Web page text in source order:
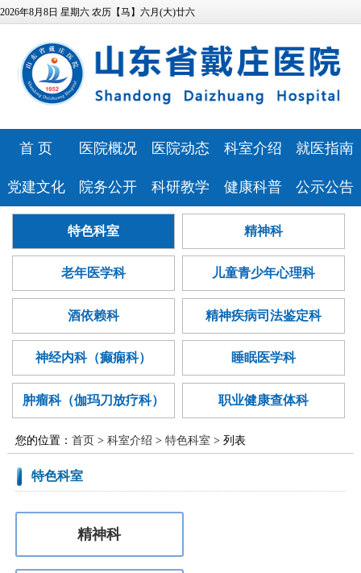
2026年8月8日 星期六 农历【马】六月(大)廿六
首 页 医院概况
医院简介
领导班子
发展历程
医疗资源
医院位置
医院动态
医院新闻
媒体报道
科室介绍
特色科室
心理健康中
心
医技科室
研究团队
就医指南
专家风采
预约挂号
就诊流程
药事咨询
异地就医
党建文化
历史纪念馆
党建动态
青年文明号
廉政建设
院务公开
相关资质
信息公开
服务指南
信访投诉
预算公开
科研教学
继续教育
本科生培养
研究生培养
住院医师规
国家药物临
健康科普
讲座报告
病友心声
心理云讲堂
公示公告
人事招聘
医疗技术公
告
招标采购
特色科室 精神科
老年医学科 儿童青少年心理科
酒依赖科 精神疾病司法鉴定科
神经内科（癫痫科） 睡眠医学科
肿瘤科（伽玛刀放疗科） 职业健康查体科
您的位置： 首页 > 科室介绍 > 特色科室 > 列表
特色科室
精神科